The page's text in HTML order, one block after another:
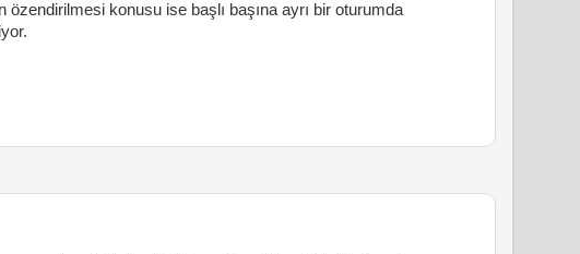
özendirilmesi konusu ise başlı başına ayrı bir oturumda